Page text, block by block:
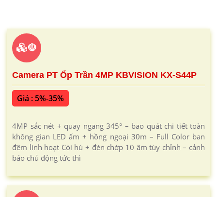
☫
Camera PT Ốp Trần 4MP KBVISION KX-S44P
Giá : 5%-35%
4MP sắc nét + quay ngang 345° – bao quát chi tiết toàn
không gian LED ấm + hồng ngoại 30m – Full Color ban
đêm linh hoạt Còi hú + đèn chớp 10 âm tùy chỉnh – cảnh
báo chủ động tức thì